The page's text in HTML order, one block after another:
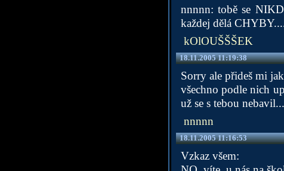
nnnnn: tobě se
každej dělá
kOlOUŠŠŠEK
18.11.2005 11:19:38
Sorry ale přideš mi
všechno podle nich
už se s tebou nebavil...
nnnnn
18.11.2005 11:16:53
Vzkaz všem: